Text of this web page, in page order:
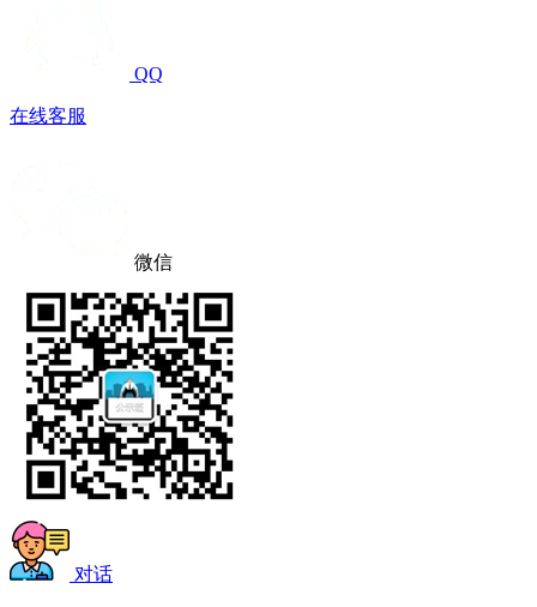
QQ
在线客服
微信
对话